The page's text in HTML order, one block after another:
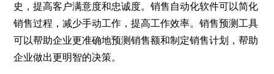
史，提高客户满意度和忠诚度。销售自动化软件可以简化
销售过程，减少手动工作，提高工作效率。销售预测工具
可以帮助企业更准确地预测销售额和制定销售计划，帮助
企业做出更明智的决策。